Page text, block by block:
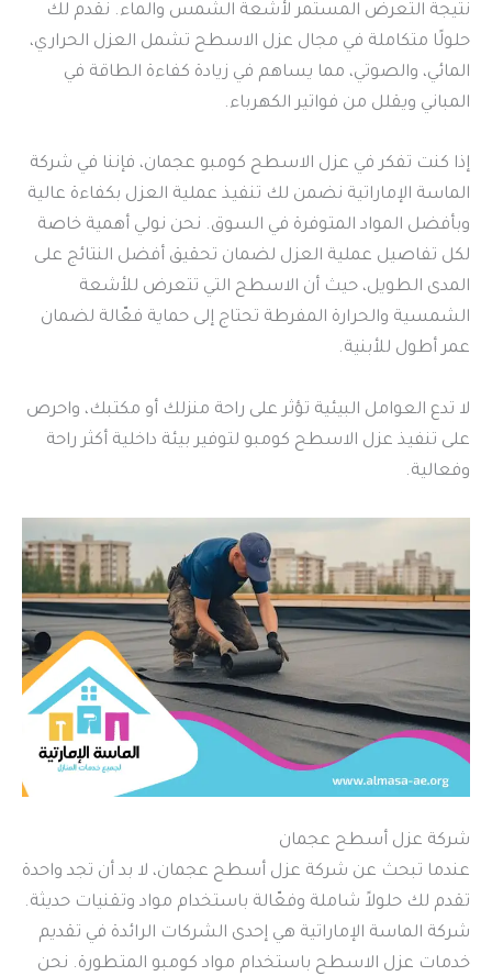
نتيجة التعرض المستمر لأشعة الشمس والماء. نقدم لك
حلولًا متكاملة في مجال عزل الاسطح تشمل العزل الحراري،
المائي، والصوتي، مما يساهم في زيادة كفاءة الطاقة في
المباني ويقلل من فواتير الكهرباء.
إذا كنت تفكر في عزل الاسطح كومبو عجمان، فإننا في شركة
الماسة الإماراتية نضمن لك تنفيذ عملية العزل بكفاءة عالية
وبأفضل المواد المتوفرة في السوق. نحن نولي أهمية خاصة
لكل تفاصيل عملية العزل لضمان تحقيق أفضل النتائج على
المدى الطويل، حيث أن الاسطح التي تتعرض للأشعة
الشمسية والحرارة المفرطة تحتاج إلى حماية فعّالة لضمان
عمر أطول للأبنية.
لا تدع العوامل البيئية تؤثر على راحة منزلك أو مكتبك، واحرص
على تنفيذ عزل الاسطح كومبو لتوفير بيئة داخلية أكثر راحة
وفعالية.
شركة عزل أسطح عجمان
عندما تبحث عن شركة عزل أسطح عجمان، لا بد أن تجد واحدة
تقدم لك حلولاً شاملة وفعّالة باستخدام مواد وتقنيات حديثة.
شركة الماسة الإماراتية هي إحدى الشركات الرائدة في تقديم
خدمات عزل الاسطح باستخدام مواد كومبو المتطورة. نحن